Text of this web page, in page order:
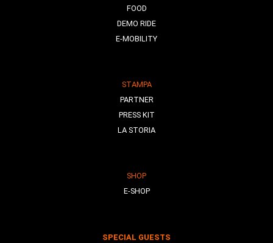
FOOD
DEMO RIDE
E-MOBILITY
STAMPA
PARTNER
PRESS KIT
LA STORIA
SHOP
E-SHOP
SPECIAL GUESTS